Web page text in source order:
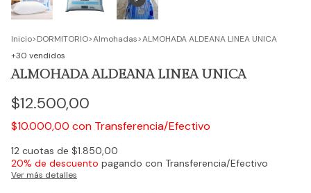
Inicio>DORMITORIO>Almohadas>ALMOHADA ALDEANA LINEA UNICA
+30 vendidos
ALMOHADA ALDEANA LINEA UNICA
$12.500,00
$10.000,00 con Transferencia/Efectivo
12 cuotas de $1.850,00
20% de descuento pagando con Transferencia/Efectivo
Ver más detalles